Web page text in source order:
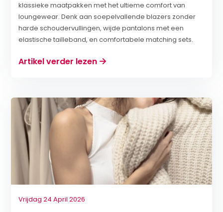
klassieke maatpakken met het ultieme comfort van
loungewear. Denk aan soepelvallende blazers zonder
harde schoudervullingen, wijde pantalons met een
elastische tailleband, en comfortabele matching sets.
Artikel verder lezen
Vrijdag 24 April 2026